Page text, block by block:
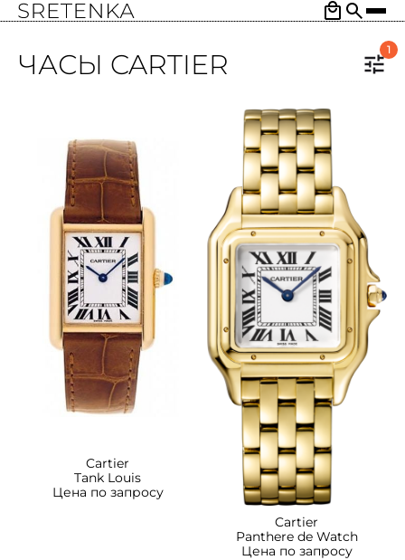
ЧАСЫ CARTIER 1
Cartier
Tank Louis
Цена по запросу
Cartier
Panthere de Watch
Цена по запросу